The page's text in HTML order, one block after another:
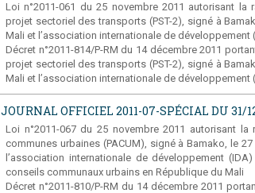
Loi n°2011-061 du 25 novembre 2011 autorisant
projet sectoriel des transports (PST-2), signé à
Mali et l’association internationale de développement
Décret n°2011-814/P-RM du 14 décembre 2011
projet sectoriel des transports (PST-2), signé à
Mali et l’association internationale de développement
JOURNAL OFFICIEL 2011-07-SPÉCIAL DU 31/
Loi n°2011-067 du 25 novembre 2011 autorisant
communes urbaines (PACUM), signé à Bamako, le
l’association internationale de développement
conseils communaux urbains en République du Mali
Décret n°2011-810/P-RM du 14 décembre 2011